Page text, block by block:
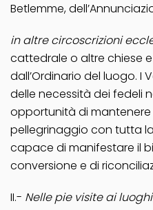
Betlemme,
in altre circoscrizioni
cattedrale o altre chiese
dall’Ordinario del luogo. I
delle necessità dei fedeli
opportunità di
pellegrinaggio con tutta
capace di manifestare il
conversione e di
II.- Nelle pie visite ai